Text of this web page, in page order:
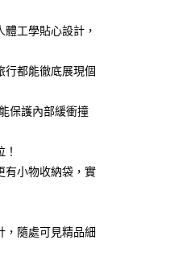
業銀行
業銀行
）商業銀行
業銀行
行
行
銀行
工學貼心設計，
行都能徹底展現個
保護內部緩衝撞
有小物收納袋，實
，隨處可見精品細